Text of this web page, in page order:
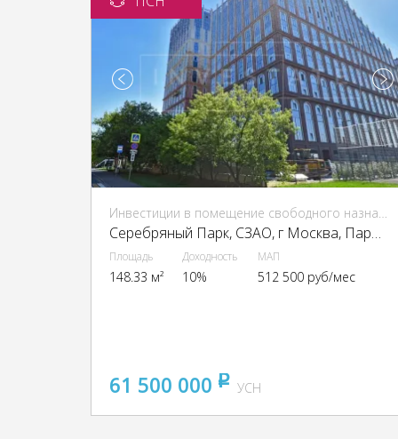
Инвестиции в помещение свободного назначения (ПСН)
Серебряный Парк, CЗАО, г Москва, Паршина ул., 10
Площадь
148.33 м²
Доходность
10%
МАП
512 500 руб/мес
61 500 000 pуб
УСН